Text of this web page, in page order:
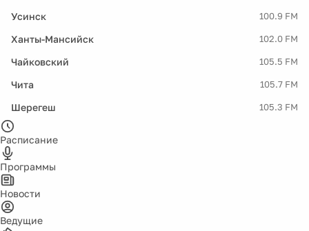
Усинск 100.9 FM
Ханты-Мансийск 102.0 FM
Чайковский 105.5 FM
Чита 105.7 FM
Шерегеш 105.3 FM
Расписание
Программы
Новости
Ведущие